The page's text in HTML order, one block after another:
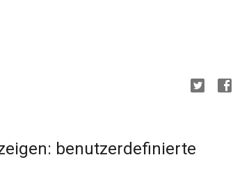
benutzerdefinierte